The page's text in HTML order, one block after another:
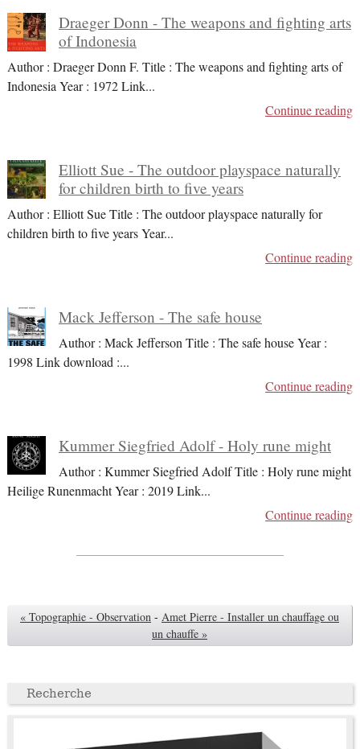
Draeger Donn - The weapons and fighting arts
of Indonesia
Author : Draeger Donn F. Title : The weapons and fighting arts of
Indonesia Year : 1972 Link...
Continue reading
Elliott Sue - The outdoor playspace naturally
for children birth to five years
Author : Elliott Sue Title : The outdoor playspace naturally for
children birth to five years Year...
Continue reading
Mack Jefferson - The safe house
Author : Mack Jefferson Title : The safe house Year :
1998 Link download :...
Continue reading
Kummer Siegfried Adolf - Holy rune might
Author : Kummer Siegfried Adolf Title : Holy rune might
Heilige Runenmacht Year : 2019 Link...
Continue reading
« Topographie - Observation - Amet Pierre - Installer un chauffage ou
un chauffe »
Recherche